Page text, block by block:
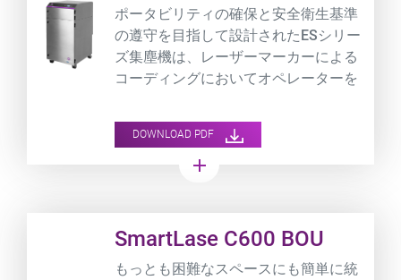
ポータビリティの確保と安全衛生基準
の遵守を目指して設計されたESシリー
ズ集塵機は、レーザーマーカーによる
コーディングにおいてオペレーターを
します。
DOWNLOAD PDF
add
SmartLase C600 BOU
もっとも困難なスペースにも簡単に統